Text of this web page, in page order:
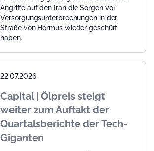
Angriffe auf den Iran die Sorgen vor
Versorgungsunterbrechungen in der
Straße von Hormus wieder geschürt
haben.
22.07.2026
Capital | Ölpreis steigt
weiter zum Auftakt der
Quartalsberichte der Tech-
Giganten